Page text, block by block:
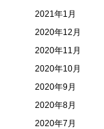
2021年1月
2020年12月
2020年11月
2020年10月
2020年9月
2020年8月
2020年7月